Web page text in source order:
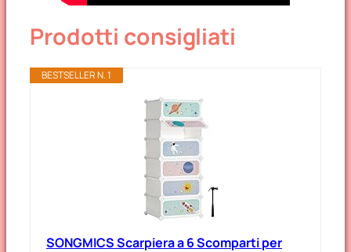
Prodotti consigliati
BESTSELLER N. 1
SONGMICS Scarpiera a 6 Scomparti per